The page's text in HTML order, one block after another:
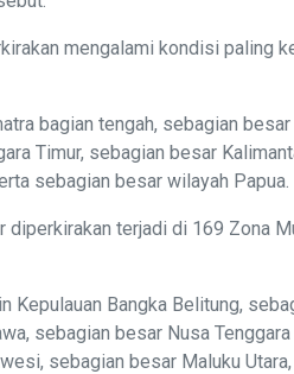
mengalami kondisi paling
bagian tengah, sebagian besar
Timur, sebagian besar
sebagian besar wilayah Papua.
diperkirakan terjadi di 169 Zona
Kepulauan Bangka Belitung,
sebagian besar Nusa Tenggara
sebagian besar Maluku